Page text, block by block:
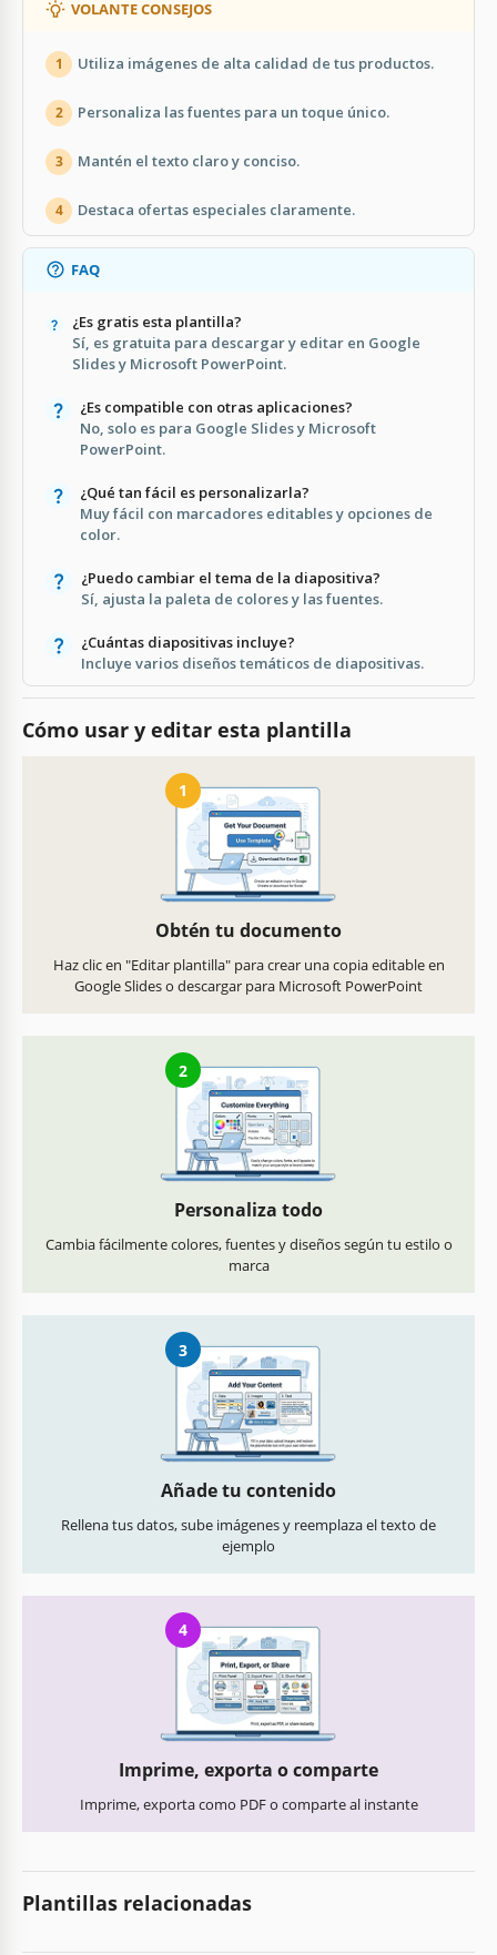
VOLANTE CONSEJOS
1 Utiliza imágenes de alta calidad de tus productos.
2 Personaliza las fuentes para un toque único.
3 Mantén el texto claro y conciso.
4 Destaca ofertas especiales claramente.
FAQ
¿Es gratis esta plantilla?
Sí, es gratuita para descargar y editar en Google
Slides y Microsoft PowerPoint.
¿Es compatible con otras aplicaciones?
No, solo es para Google Slides y Microsoft
PowerPoint.
¿Qué tan fácil es personalizarla?
Muy fácil con marcadores editables y opciones de
color.
¿Puedo cambiar el tema de la diapositiva?
Sí, ajusta la paleta de colores y las fuentes.
¿Cuántas diapositivas incluye?
Incluye varios diseños temáticos de diapositivas.
Cómo usar y editar esta plantilla
1
Obtén tu documento
Haz clic en "Editar plantilla" para crear una copia editable en
Google Slides o descargar para Microsoft PowerPoint
2
Personaliza todo
Cambia fácilmente colores, fuentes y diseños según tu estilo o
marca
3
Añade tu contenido
Rellena tus datos, sube imágenes y reemplaza el texto de
ejemplo
4
Imprime, exporta o comparte
Imprime, exporta como PDF o comparte al instante
Plantillas relacionadas